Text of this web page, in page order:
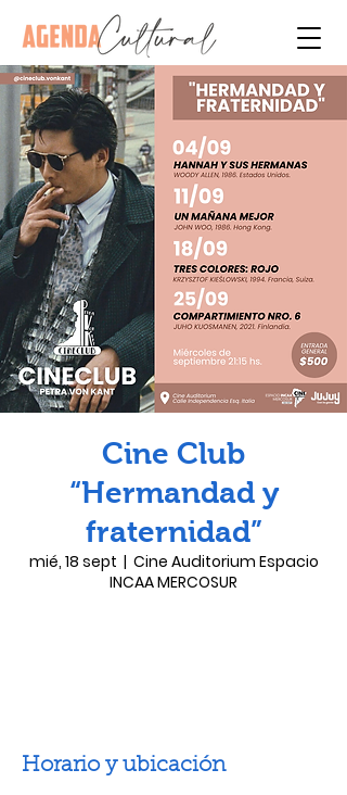
Cine Club
“Hermandad y
fraternidad”
mié, 18 sept
  |
Cine Auditorium Espacio
INCAA MERCOSUR
Horario y ubicación